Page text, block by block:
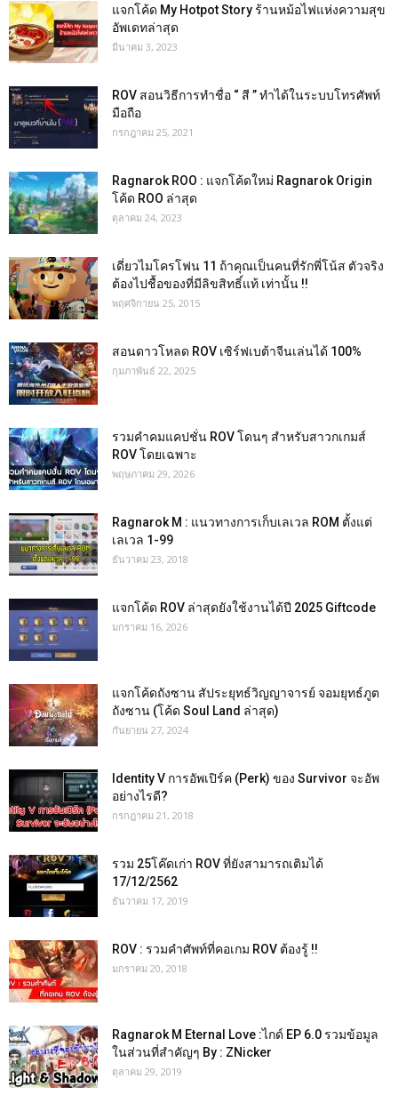
แจกโค้ด My Hotpot Story ร้านหม้อไฟแห่งความสุข
อัพเดทล่าสุด
มีนาคม 3, 2023
ROV สอนวิธีการทำชื่อ “ สี ” ทำได้ในระบบโทรศัพท์
มือถือ
กรกฎาคม 25, 2021
Ragnarok ROO : แจกโค้ดใหม่ Ragnarok Origin
โค้ด ROO ล่าสุด
ตุลาคม 24, 2023
เดี่ยวไมโครโฟน 11 ถ้าคุณเป็นคนที่รักพี่โน้ส ตัวจริง
ต้องไปชื้อของที่มีลิขสิทธิ์แท้ เท่านั้น !!
พฤศจิกายน 25, 2015
สอนดาวโหลด ROV เซิร์ฟเบต้าจีนเล่นได้ 100%
กุมภาพันธ์ 22, 2025
รวมคำคมแคปชั่น ROV โดนๆ สำหรับสาวกเกมส์
ROV โดยเฉพาะ
พฤษภาคม 29, 2026
Ragnarok M : แนวทางการเก็บเลเวล ROM ตั้งแต่
เลเวล 1-99
ธันวาคม 23, 2018
แจกโค้ด ROV ล่าสุดยังใช้งานได้ปี 2025 Giftcode
มกราคม 16, 2026
แจกโค้ดถังซาน สัประยุทธ์วิญญาจารย์ จอมยุทธ์ภูต
ถังซาน (โค้ด Soul Land ล่าสุด)
กันยายน 27, 2024
Identity V การอัพเปิร์ค (Perk) ของ Survivor จะอัพ
อย่างไรดี?
กรกฎาคม 21, 2018
รวม 25โค๊ดเก่า ROV ที่ยังสามารถเติมได้
17/12/2562
ธันวาคม 17, 2019
ROV : รวมคำศัพท์ที่คอเกม ROV ต้องรู้ !!
มกราคม 20, 2018
Ragnarok M Eternal Love :ไกด์ EP 6.0 รวมข้อมูล
ในส่วนที่สำคัญๆ By : ZNicker
ตุลาคม 29, 2019